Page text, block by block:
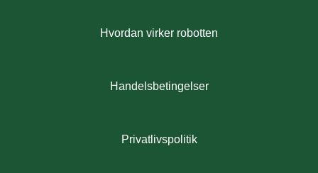
Hvordan virker robotten
Handelsbetingelser
Privatlivspolitik